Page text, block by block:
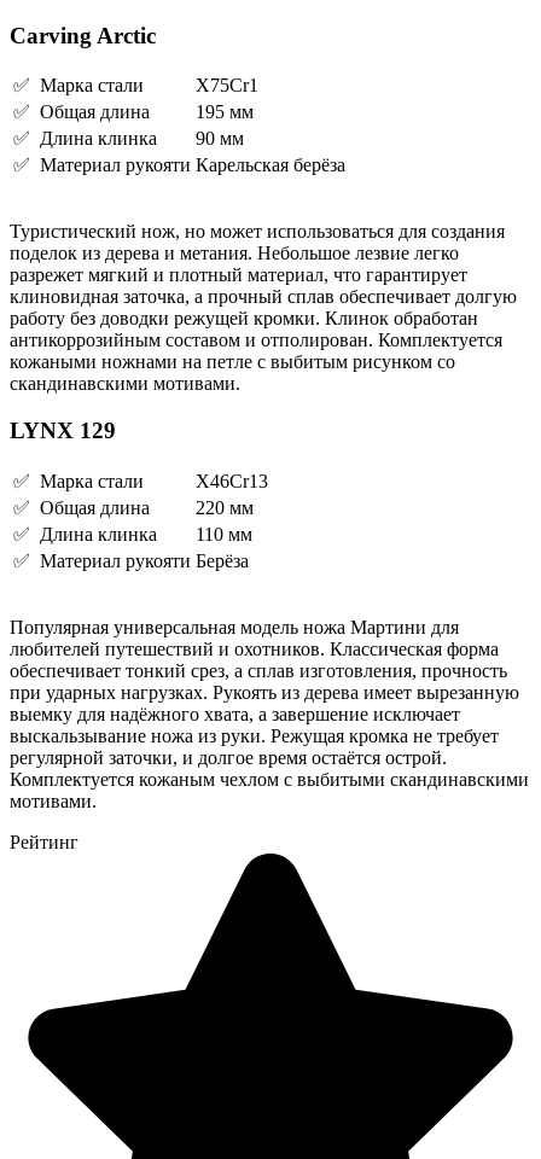
Carving Arctic
✅ Марка стали
X75Cr1
✅ Общая длина
195 мм
✅ Длина клинка
90 мм
✅ Материал рукояти Карельская берёза
Туристический нож, но может использоваться для создания
поделок из дерева и метания. Небольшое лезвие легко
разрежет мягкий и плотный материал, что гарантирует
клиновидная заточка, а прочный сплав обеспечивает долгую
работу без доводки режущей кромки. Клинок обработан
антикоррозийным составом и отполирован. Комплектуется
кожаными ножнами на петле с выбитым рисунком со
скандинавскими мотивами.
LYNX 129
✅ Марка стали
X46Cr13
✅ Общая длина
220 мм
✅ Длина клинка
110 мм
✅ Материал рукояти Берёза
Популярная универсальная модель ножа Мартини для
любителей путешествий и охотников. Классическая форма
обеспечивает тонкий срез, а сплав изготовления, прочность
при ударных нагрузках. Рукоять из дерева имеет вырезанную
выемку для надёжного хвата, а завершение исключает
выскальзывание ножа из руки. Режущая кромка не требует
регулярной заточки, и долгое время остаётся острой.
Комплектуется кожаным чехлом с выбитыми скандинавскими
мотивами.
Рейтинг